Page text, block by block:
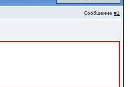
Сообщение#1